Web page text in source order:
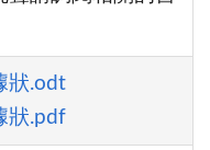
狀.odt
狀.pdf